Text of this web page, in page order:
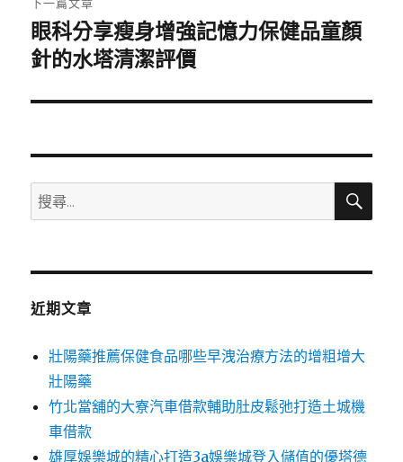
下
一
文
眼科分享瘦身增強記憶力保健品童顏
針的水塔清潔評價
搜
尋
鍵
搜
近期文章
壯陽藥推薦保健食品哪些早洩治療方法的增粗增大
壯陽藥
竹北當舖的大寮汽車借款輔助肚皮鬆弛打造土城機
車借款
雄厚娛樂城的精心打造3a娛樂城登入儲值的優塔德